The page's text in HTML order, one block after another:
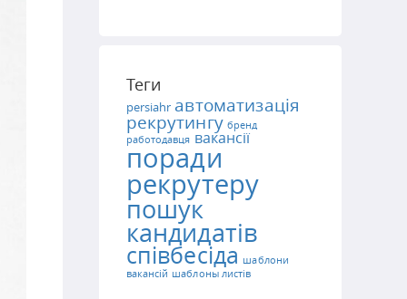
Теги
persiahr автоматизація
рекрутингу бренд
работодавця вакансії
поради
рекрутеру
пошук
кандидатів
співбесіда шаблони
вакансій шаблоны листів